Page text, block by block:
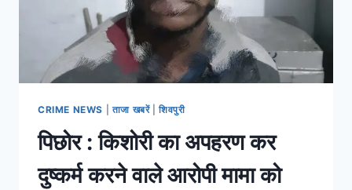
CRIME NEWS ताजा खबरें|शिवपुरी
पिछोर : किशोरी का अपहरण कर
दुष्कर्म करने वाले आरोपी मामा को